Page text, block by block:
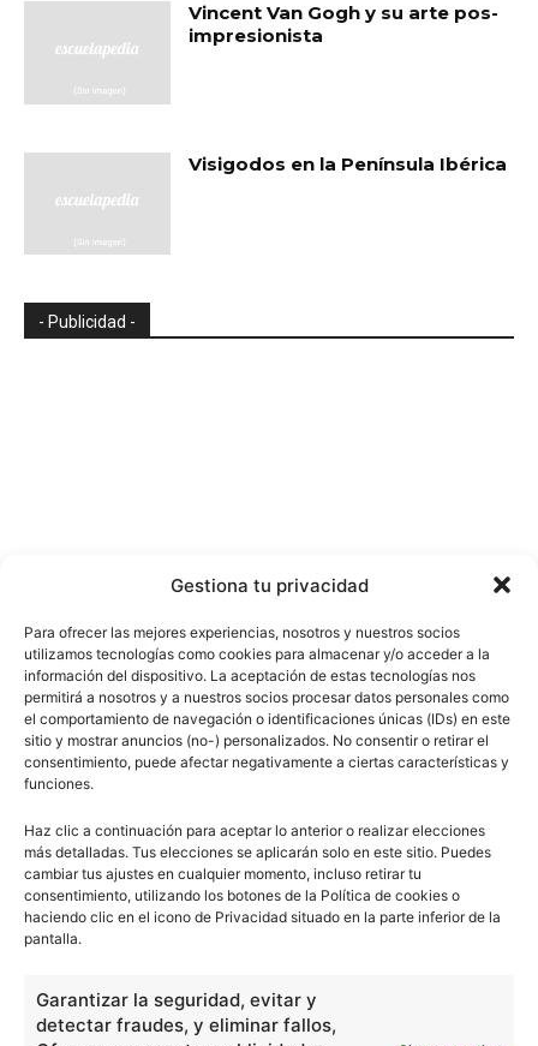
Gestiona tu privacidad
Para ofrecer las mejores experiencias, nosotros y nuestros socios
utilizamos tecnologías como cookies para almacenar y/o acceder a la
información del dispositivo. La aceptación de estas tecnologías nos
permitirá a nosotros y a nuestros socios procesar datos personales como
el comportamiento de navegación o identificaciones únicas (IDs) en este
sitio y mostrar anuncios (no-) personalizados. No consentir o retirar el
consentimiento, puede afectar negativamente a ciertas características y
funciones.
Haz clic a continuación para aceptar lo anterior o realizar elecciones
más detalladas. Tus elecciones se aplicarán solo en este sitio. Puedes
cambiar tus ajustes en cualquier momento, incluso retirar tu
consentimiento, utilizando los botones de la Política de cookies o
haciendo clic en el icono de Privacidad situado en la parte inferior de la
pantalla.
Garantizar la seguridad, evitar y
detectar fraudes, y eliminar fallos,
Vincent Van Gogh y su arte pos-
impresionista
Visigodos en la Península Ibérica
- Publicidad -